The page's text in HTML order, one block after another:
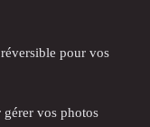
pour vos
vos photos